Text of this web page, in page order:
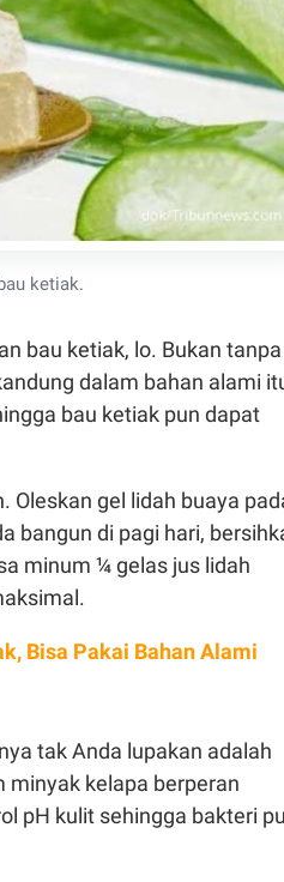
ketiak.
bau ketiak, lo. Bukan tanpa
dalam bahan alami
bau ketiak pun dapat
Oleskan gel lidah buaya
bangun di pagi hari,
minum ¼ gelas jus lidah
Bisa Pakai Bahan Alami
tak Anda lupakan adalah
minyak kelapa berperan
pH kulit sehingga bakteri